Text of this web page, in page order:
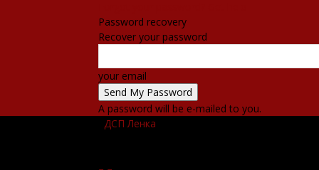
Password recovery
Recover your password
your email
A password will be e-mailed to you.
ДСП Ленка